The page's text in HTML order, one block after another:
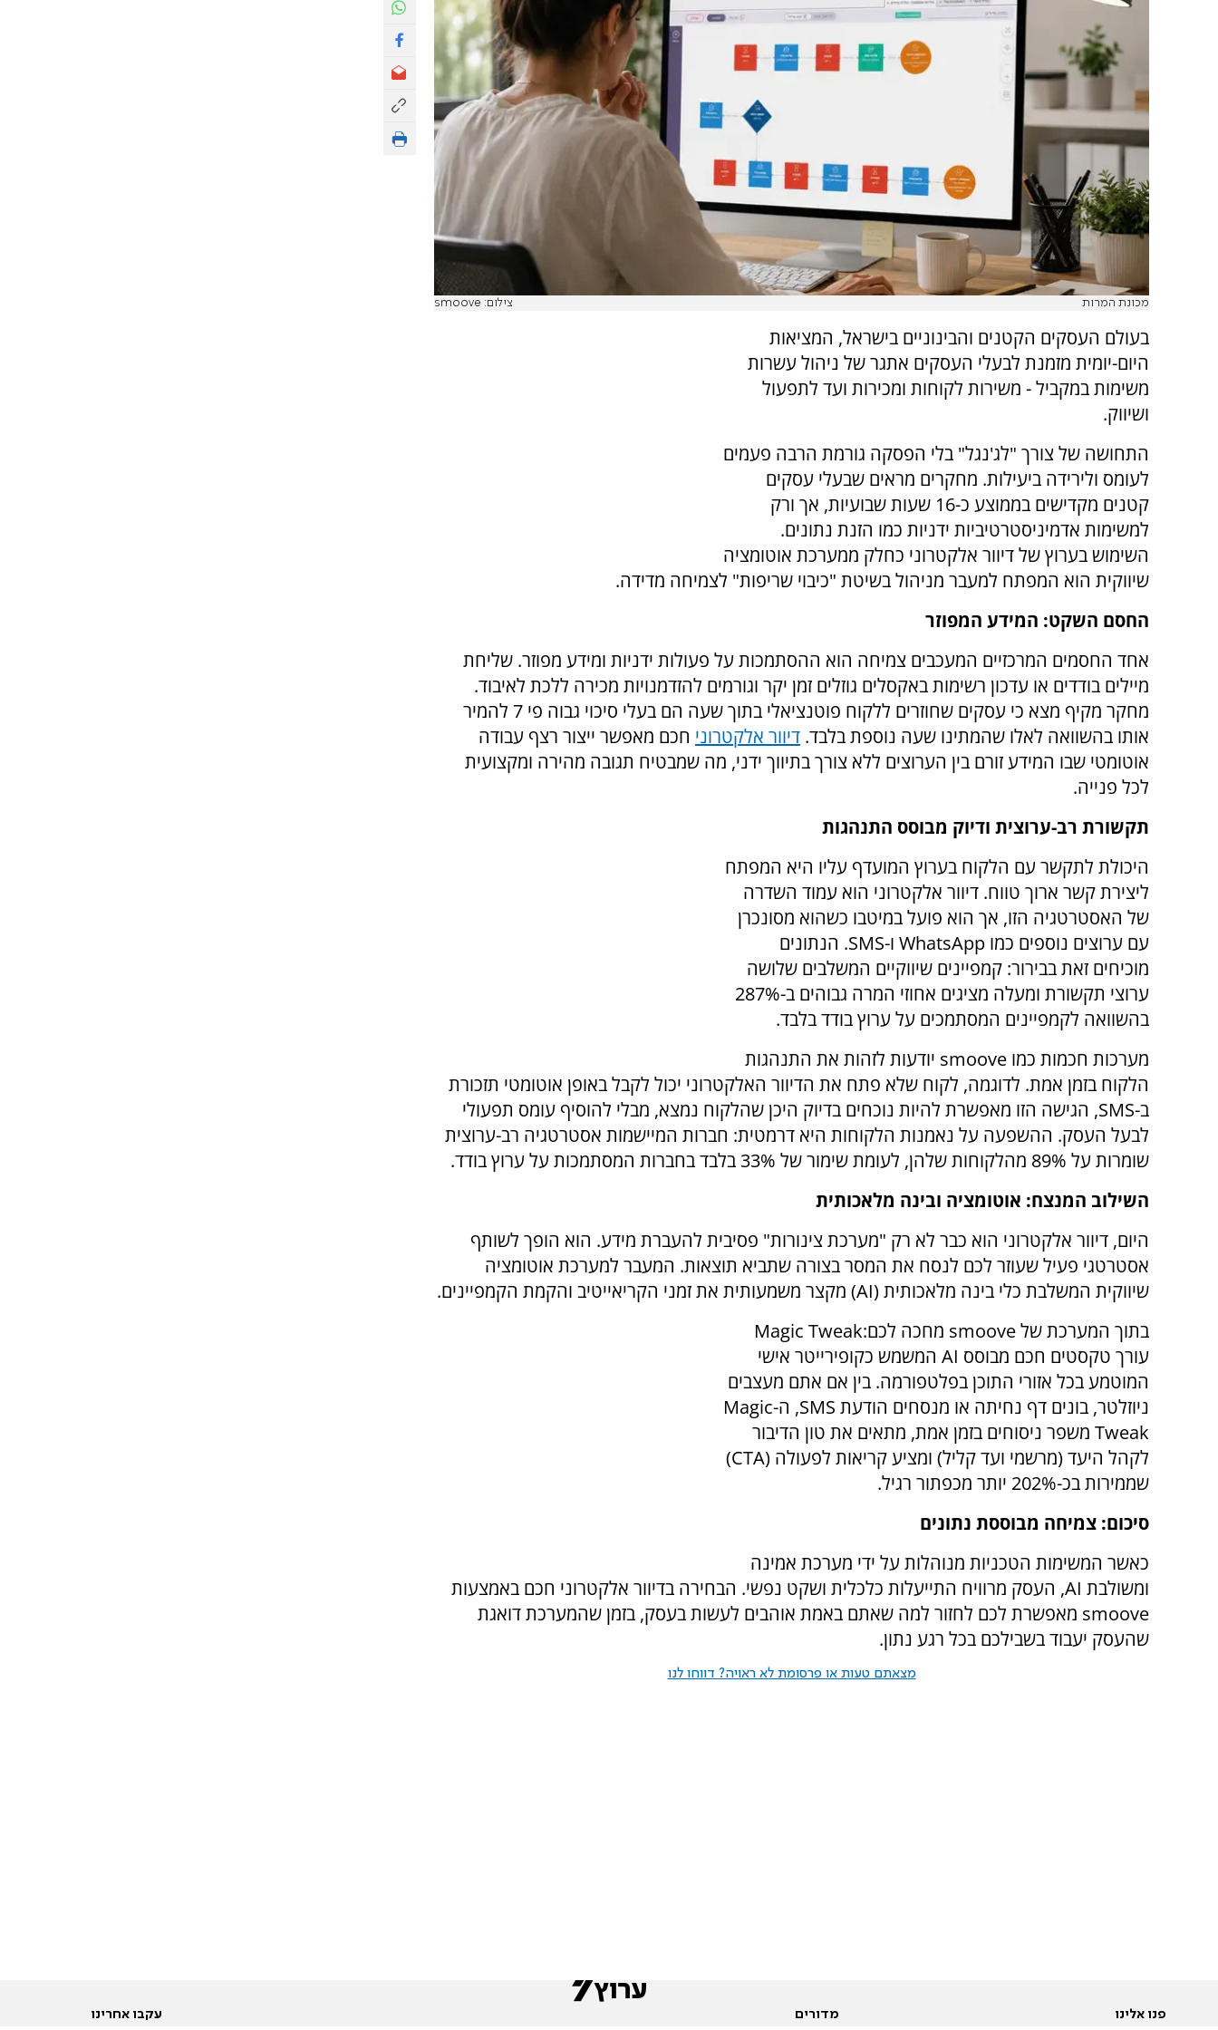
מכונת המרות צילום: smoove
בעולם העסקים הקטנים והבינוניים בישראל, המציאות
היום-יומית מזמנת לבעלי העסקים אתגר של ניהול עשרות
משימות במקביל - משירות לקוחות ומכירות ועד לתפעול
ושיווק.
התחושה של צורך "לג'נגל" בלי הפסקה גורמת הרבה פעמים
לעומס ולירידה ביעילות. מחקרים מראים שבעלי עסקים
קטנים מקדישים בממוצע כ-16 שעות שבועיות, אך ורק
למשימות אדמיניסטרטיביות ידניות כמו הזנת נתונים.
השימוש בערוץ של דיוור אלקטרוני כחלק ממערכת אוטומציה
שיווקית הוא המפתח למעבר מניהול בשיטת "כיבוי שריפות" לצמיחה מדידה.
החסם השקט: המידע המפוזר
אחד החסמים המרכזיים המעכבים צמיחה הוא ההסתמכות על פעולות ידניות ומידע מפוזר. שליחת
מיילים בודדים או עדכון רשימות באקסלים גוזלים זמן יקר וגורמים להזדמנויות מכירה ללכת לאיבוד.
מחקר מקיף מצא כי עסקים שחוזרים ללקוח פוטנציאלי בתוך שעה הם בעלי סיכוי גבוה פי 7 להמיר
אותו בהשוואה לאלו שהמתינו שעה נוספת בלבד. דיוור אלקטרוני חכם מאפשר ייצור רצף עבודה
אוטומטי שבו המידע זורם בין הערוצים ללא צורך בתיווך ידני, מה שמבטיח תגובה מהירה ומקצועית
לכל פנייה.
תקשורת רב-ערוצית ודיוק מבוסס התנהגות
היכולת לתקשר עם הלקוח בערוץ המועדף עליו היא המפתח
ליצירת קשר ארוך טווח. דיוור אלקטרוני הוא עמוד השדרה
של האסטרטגיה הזו, אך הוא פועל במיטבו כשהוא מסונכרן
עם ערוצים נוספים כמו WhatsApp ו-SMS. הנתונים
מוכיחים זאת בבירור: קמפיינים שיווקיים המשלבים שלושה
ערוצי תקשורת ומעלה מציגים אחוזי המרה גבוהים ב-287%
בהשוואה לקמפיינים המסתמכים על ערוץ בודד בלבד.
מערכות חכמות כמו smoove יודעות לזהות את התנהגות
הלקוח בזמן אמת. לדוגמה, לקוח שלא פתח את הדיוור האלקטרוני יכול לקבל באופן אוטומטי תזכורת
ב-SMS, הגישה הזו מאפשרת להיות נוכחים בדיוק היכן שהלקוח נמצא, מבלי להוסיף עומס תפעולי
לבעל העסק. ההשפעה על נאמנות הלקוחות היא דרמטית: חברות המיישמות אסטרטגיה רב-ערוצית
שומרות על 89% מהלקוחות שלהן, לעומת שימור של 33% בלבד בחברות המסתמכות על ערוץ בודד.
השילוב המנצח: אוטומציה ובינה מלאכותית
היום, דיוור אלקטרוני הוא כבר לא רק "מערכת צינורות" פסיבית להעברת מידע. הוא הופך לשותף
אסטרטגי פעיל שעוזר לכם לנסח את המסר בצורה שתביא תוצאות. המעבר למערכת אוטומציה
שיווקית המשלבת כלי בינה מלאכותית (AI) מקצר משמעותית את זמני הקריאייטיב והקמת הקמפיינים.
בתוך המערכת של smoove מחכה לכם:Magic Tweak
עורך טקסטים חכם מבוסס AI המשמש כקופירייטר אישי
המוטמע בכל אזורי התוכן בפלטפורמה. בין אם אתם מעצבים
ניוזלטר, בונים דף נחיתה או מנסחים הודעת SMS, ה-Magic
Tweak משפר ניסוחים בזמן אמת, מתאים את טון הדיבור
לקהל היעד (מרשמי ועד קליל) ומציע קריאות לפעולה (CTA)
שממירות בכ-202% יותר מכפתור רגיל.
סיכום: צמיחה מבוססת נתונים
כאשר המשימות הטכניות מנוהלות על ידי מערכת אמינה
ומשולבת AI, העסק מרוויח התייעלות כלכלית ושקט נפשי. הבחירה בדיוור אלקטרוני חכם באמצעות
smoove מאפשרת לכם לחזור למה שאתם באמת אוהבים לעשות בעסק, בזמן שהמערכת דואגת
שהעסק יעבוד בשבילכם בכל רגע נתון.
מצאתם טעות או פרסומת לא ראויה? דווחו לנו
פנו אלינו מדורים עקבו אחרינו